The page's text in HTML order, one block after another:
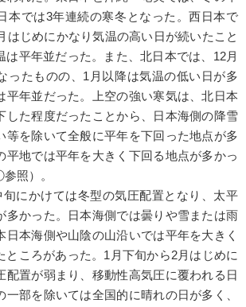
本では3年連続の寒冬となった。西日本で
はじめにかなり気温の高い日が続いたこと
は平年並だった。また、北日本では、12月
ったものの、1月以降は気温の低い日が多
平年並だった。上空の強い寒気は、北日本
した程度だったことから、日本海側の降雪
等を除いて全般に平年を下回った地点が多
平地では平年を大きく下回る地点が多かっ
照）。
旬にかけては冬型の気圧配置となり、太平
多かった。日本海側では曇りや雪または雨
日本海側や山陰の山沿いでは平年を大きく
ところがあった。1月下旬から2月はじめに
配置が弱まり、移動性高気圧に覆われる日
一部を除いては全国的に晴れの日が多く、